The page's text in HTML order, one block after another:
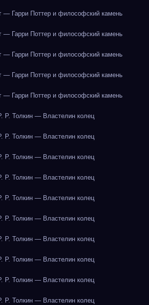
— Гарри Поттер и философский камень
— Гарри Поттер и философский камень
— Гарри Поттер и философский камень
— Гарри Поттер и философский камень
— Гарри Поттер и философский камень
Р. Толкин — Властелин колец
Р. Толкин — Властелин колец
Р. Толкин — Властелин колец
Р. Толкин — Властелин колец
Р. Толкин — Властелин колец
Р. Толкин — Властелин колец
Р. Толкин — Властелин колец
Р. Толкин — Властелин колец
Р. Толкин — Властелин колец
Р. Толкин — Властелин колец